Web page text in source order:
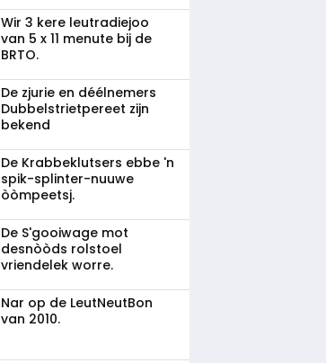
Wir 3 kere leutradiejoo
van 5 x 11 menute bij de
BRTO.
De zjurie en déélnemers
Dubbelstrietpereet zijn
bekend
De Krabbeklutsers ebbe 'n
spik-splinter-nuuwe
òòmpeetsj.
De S'gooiwage mot
desnòòds rolstoel
vriendelek worre.
Nar op de LeutNeutBon
van 2010.